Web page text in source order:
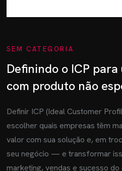
SEM CATEGORIA
Definindo o ICP para
com produto não
Definir ICP (Ideal Customer
escolher quais empresas têm
valor com sua solução e, em
seu negócio — e transformar
marketing, vendas e sucesso